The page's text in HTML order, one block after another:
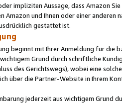
impliziten Aussage, dass Amazon
Amazon und Ihnen oder einer
gestattet ist.
beginnt mit Ihrer Anmeldung für die
Grund durch schriftliche
des Gerichtswegs), wobei eine
über die Partner-Website in Ihrem
jederzeit aus wichtigem Grund